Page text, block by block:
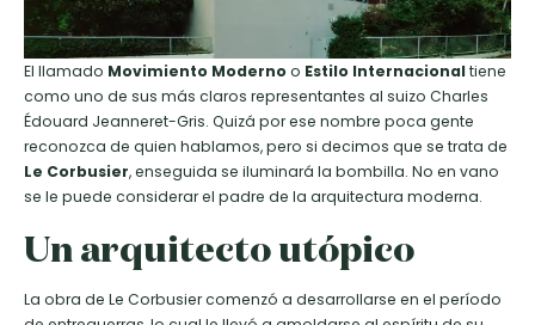
El llamado Movimiento Moderno o Estilo Internacionaltiene
como uno de sus más claros representantes al suizo Charles
Édouard Jeanneret-Gris. Quizá por ese nombre poca gente
reconozca de quien hablamos, pero si decimos que se trata de
Le Corbusier, enseguida se iluminará la bombilla. No en vano
se le puede considerar el padre de la arquitectura moderna.
Un arquitecto utópico
La obra de Le Corbusier comenzó a desarrollarse en el período